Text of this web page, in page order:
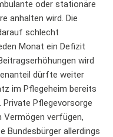
oder stationäre
anhalten wird. Die
schlecht
Monat ein Defizit
wird
dürfte weiter
im Pflegeheim bereits
Private Pflegevorsorge
verfügen,
Bundesbürger allerdings